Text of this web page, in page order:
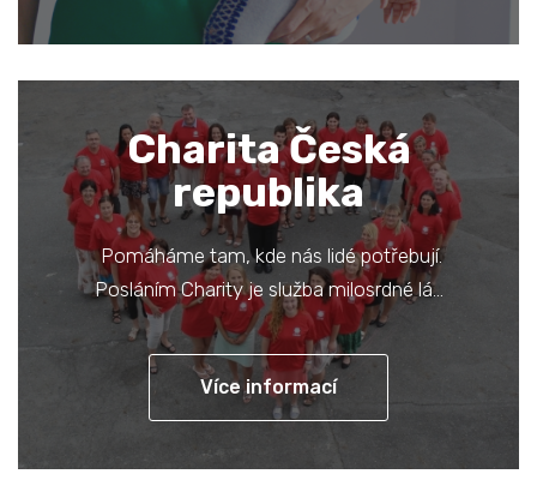
Charita Česká
republika
Pomáháme tam, kde nás lidé potřebují.
Posláním Charity je služba milosrdné lá…
Více informací